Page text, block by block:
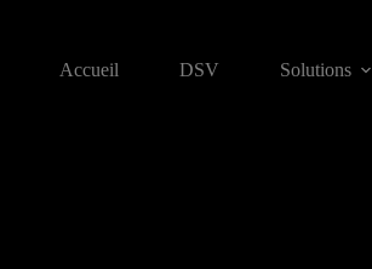
Accueil DSV Solutions